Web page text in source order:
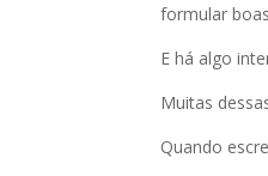
formular
E há algo
Muitas
Quando